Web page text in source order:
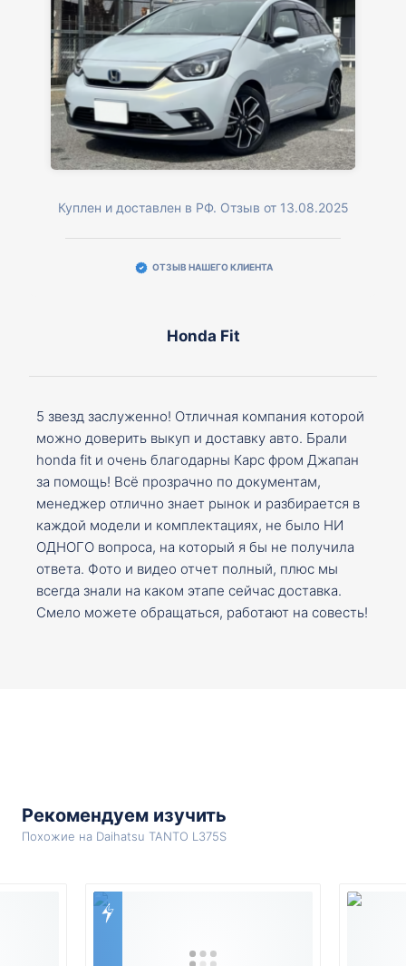
Куплен и доставлен в РФ. Отзыв от 13.08.2025
ОТЗЫВ НАШЕГО КЛИЕНТА
Honda Fit
5 звезд заслуженно! Отличная компания которой
можно доверить выкуп и доставку авто. Брали
honda fit и очень благодарны Карс фром Джапан
за помощь! Всё прозрачно по документам,
менеджер отлично знает рынок и разбирается в
каждой модели и комплектациях, не было НИ
ОДНОГО вопроса, на который я бы не получила
ответа. Фото и видео отчет полный, плюс мы
всегда знали на каком этапе сейчас доставка.
Смело можете обращаться, работают на совесть!
Рекомендуем изучить
Похожие на Daihatsu TANTO L375S